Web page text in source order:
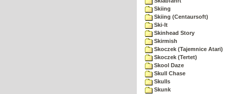
Skiing
Skiing (Centaursoft)
Ski-It
Skinhead Story
Skirmish
Skoczek (Tajemnice Atari)
Skoczek (Tertet)
Skool Daze
Skull Chase
Skulls
Skunk